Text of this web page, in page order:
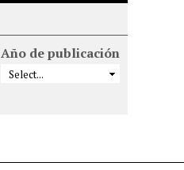
Año de publicación